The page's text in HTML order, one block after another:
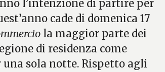
l’intenzione di partire per
cade di domenica 17
la maggior parte dei
di residenza come
sola notte. Rispetto agli